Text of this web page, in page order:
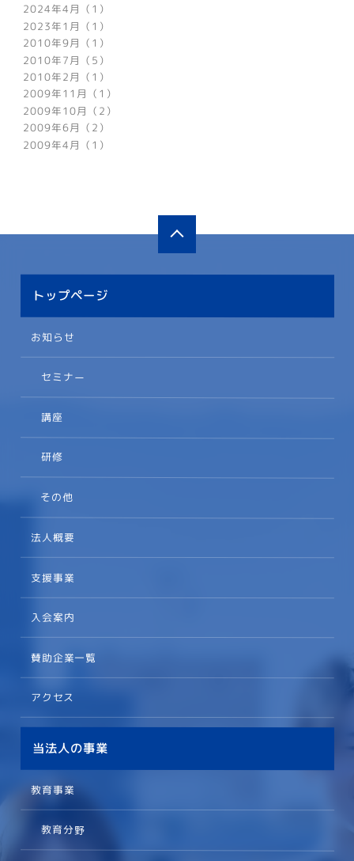
2024年4月（1）
2023年1月（1）
2010年9月（1）
2010年7月（5）
2010年2月（1）
2009年11月（1）
2009年10月（2）
2009年6月（2）
2009年4月（1）
トップページ
お知らせ
セミナー
講座
研修
その他
法人概要
支援事業
入会案内
賛助企業一覧
アクセス
当法人の事業
教育事業
教育分野